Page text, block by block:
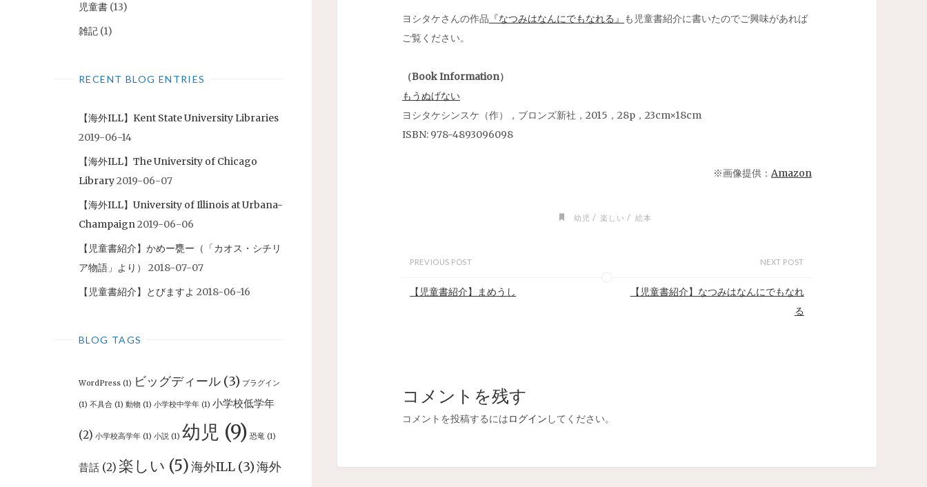
児童書 (13)
雑記 (1)
RECENT BLOG ENTRIES
【海外ILL】Kent State University Libraries
2019-06-14
【海外ILL】The University of Chicago
Library2019-06-07
【海外ILL】University of Illinois at Urbana-
Champaign2019-06-06
【児童書紹介】かめー甕ー（「カオス・シチリ
ア物語」より）
2018-07-07
【児童書紹介】とびますよ 2018-06-16
BLOG TAGS
WordPress (1) ビッグディール (3) プラグイン
(1) 不具合 (1) 動物 (1) 小学校中学年 (1) 小学校低学年
(2) 小学校高学年 (1) 小説 (1) 幼児 (9) 恐竜 (1)
昔話 (2) 楽しい (5)海外ILL (3)海外
ヨシタケさんの作品 『なつみはなんにでもなれる』 も児童書紹介に書いたのでご興味があれば
ご覧ください。
（Book Information）
もうぬげない
ヨシタケシンスケ（作），ブロンズ新社，2015，28p，23cm×18cm
ISBN: 978-4893096098
※画像提供： Amazon
幼児 / 楽しい / 絵本
PREVIOUS POST
【児童書紹介】まめうし
NEXT POST
【児童書紹介】なつみはなんにでもなれ
る
コメントを残す
コメントを投稿するにはログイン してください。